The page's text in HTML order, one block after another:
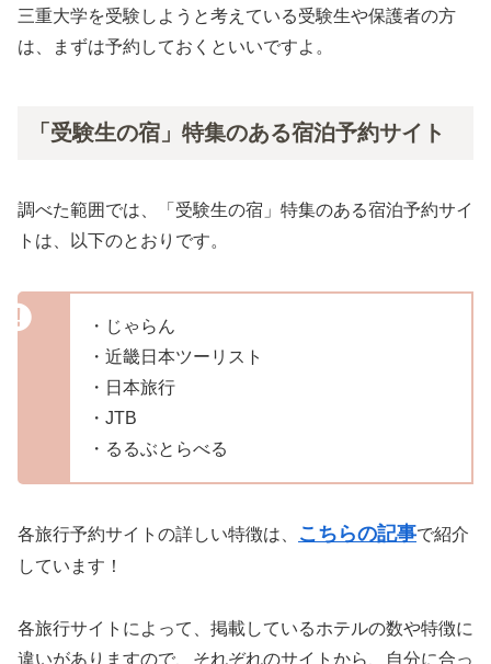
三重大学を受験しようと考えている受験生や保護者の方
は、まずは予約しておくといいですよ。
「受験生の宿」特集のある宿泊予約サイト
調べた範囲では、「受験生の宿」特集のある宿泊予約サイ
トは、以下のとおりです。
・じゃらん
・近畿日本ツーリスト
・日本旅行
・JTB
・るるぶとらべる
各旅行予約サイトの詳しい特徴は、 こちらの記事で紹介
しています！
各旅行サイトによって、掲載しているホテルの数や特徴に
違いがありますので、それぞれのサイトから、自分に合っ